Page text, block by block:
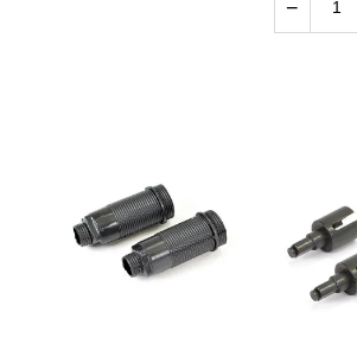
CARNAGE
OUTLAW
−